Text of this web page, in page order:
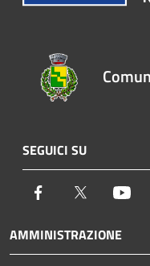
SEGUICI SU
Facebook Twitter
AMMINISTRAZIONE